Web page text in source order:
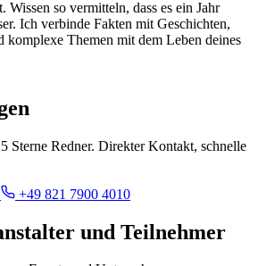
Wissen so vermitteln, dass es ein Jahr
Ich verbinde Fakten mit Geschichten,
Themen mit dem Leben deines
Sterne Redner. Direkter Kontakt, schnelle
+49 821 7900 4010
und Teilnehmer